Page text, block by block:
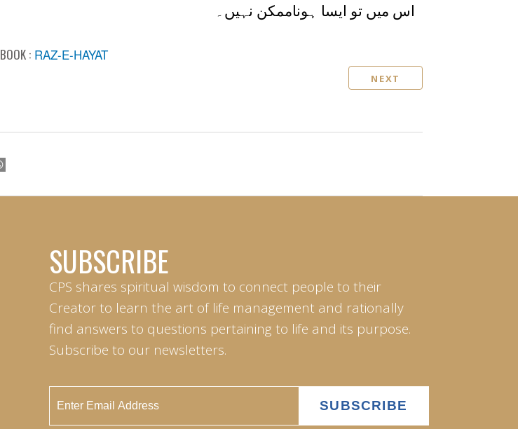
اس میں تو ایسا ہوناممکن نہیں۔
BOOK : RAZ-E-HAYAT
NEXT
SUBSCRIBE
CPS shares spiritual wisdom to connect people to their
Creator to learn the art of life management and rationally
find answers to questions pertaining to life and its purpose.
Subscribe to our newsletters.